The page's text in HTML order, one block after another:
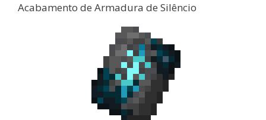
Acabamento de Armadura de Silêncio